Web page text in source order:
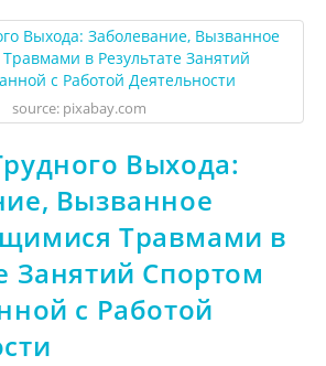
source: pixabay.com
Выхода:
Вызванное
Травмами в
Занятий Спортом
с Работой